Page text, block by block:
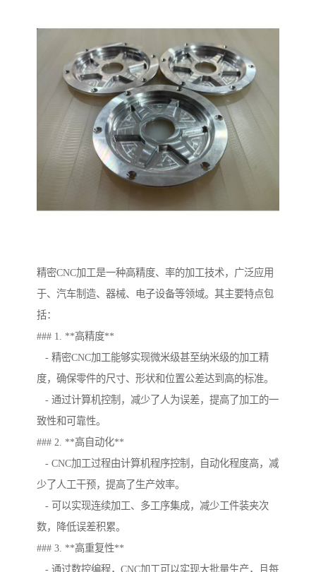
精密CNC加工是一种高精度、率的加工技术，广泛应用
于、汽车制造、器械、电子设备等领域。其主要特点包
括：
### 1. **高精度**
- 精密CNC加工能够实现微米级甚至纳米级的加工精
度，确保零件的尺寸、形状和位置公差达到高的标准。
- 通过计算机控制，减少了人为误差，提高了加工的一
致性和可靠性。
### 2. **高自动化**
- CNC加工过程由计算机程序控制，自动化程度高，减
少了人工干预，提高了生产效率。
- 可以实现连续加工、多工序集成，减少工件装夹次
数，降低误差积累。
### 3. **高重复性**
- 通过数控编程，CNC加工可以实现大批量生产，且每